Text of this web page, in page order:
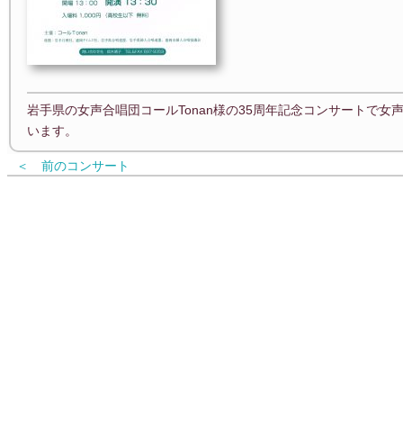
岩手県の女声合唱団コールTonan様の35周年記念コンサートで女
います。
＜ 前のコンサート